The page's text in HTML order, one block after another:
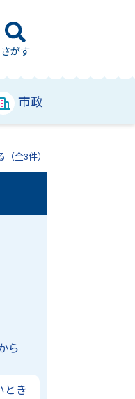
さがす
市政
（全3件）
ら
とき